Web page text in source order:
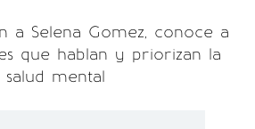
a Selena Gomez, conoce a
que hablan y priorizan la
salud mental